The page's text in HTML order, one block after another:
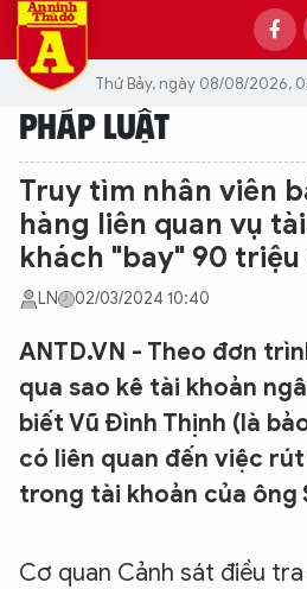
Thứ Bảy, ngày 08/08/2026,
PHÁP LUẬT
Truy tìm nhân viên
hàng liên quan vụ
khách "bay" 90 triệu
LN 02/03/2024 10:40
ANTD.VN - Theo đơn
qua sao kê tài khoản
biết Vũ Đình Thịnh (là
có liên quan đến việc
trong tài khoản của ông
Cơ quan Cảnh sát điều